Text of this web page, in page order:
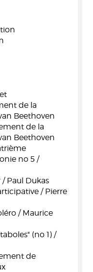
de la
Beethoven
de la
Beethoven
no 5 /
Paul Dukas
/ Pierre
/ Maurice
(no 1) /
de